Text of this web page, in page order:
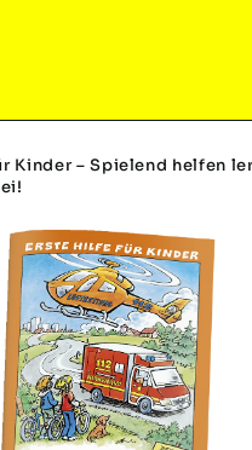
Kinder – Spielend helfen